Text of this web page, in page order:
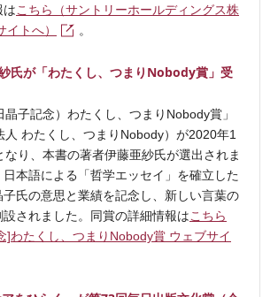
はこちら（サントリーホールディングス株
トへ）
。
氏が「わたくし、つまりNobody賞」受
子記念）わたくし、つまりNobody賞」
人 わたくし、つまりNobody）が2020年1
なり、本書の著者伊藤亜紗氏が選出されま
日本語による「哲学エッセイ」を確立した
氏の意思と業績を記念し、新しい言葉の
されました。同賞の詳細情報はこちら
]わたくし、つまりNobody賞 ウェブサイ